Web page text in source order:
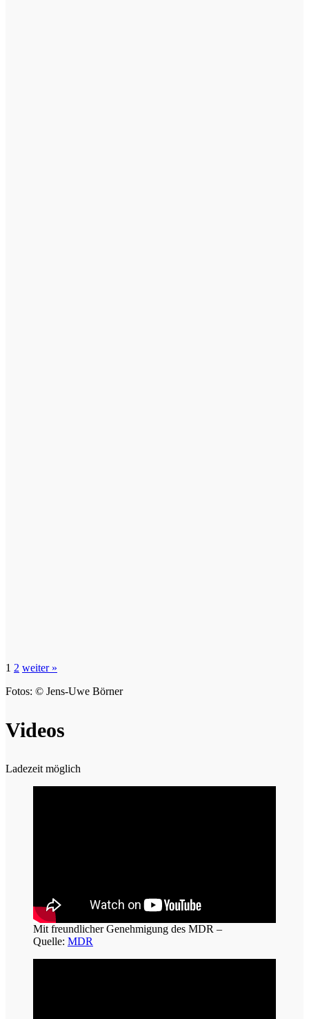
1 2 weiter »
Fotos: © Jens-Uwe Börner
Videos
Ladezeit möglich
Mit freundlicher Genehmigung des MDR –
Quelle: MDR